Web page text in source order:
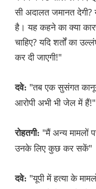
सी अदालत जमानत
है। यह कहने का क्या
चाहिए? यदि शर्तों का
कर दी जाएगी!"
दवे: "तब एक सुसंगत कानून
आरोपी अभी भी जेल में हैं!"
रोहतगी: "मैं अन्य मामलों
उनके लिए कुछ कर सकें"
दवे: "यूपी में हत्या के